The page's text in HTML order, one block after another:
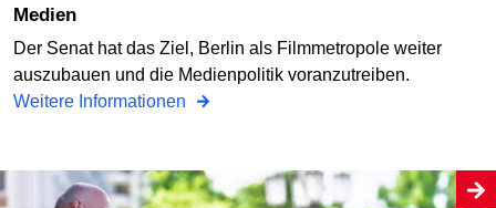
Medien
Der Senat hat das Ziel, Berlin als Filmmetropole weiter
auszubauen und die Medienpolitik voranzutreiben.
Weitere Informationen